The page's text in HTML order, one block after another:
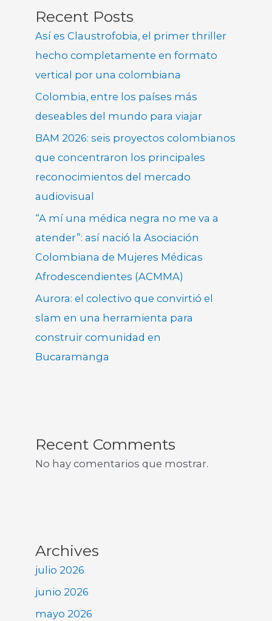
Recent Posts
Así es Claustrofobia, el primer thriller
hecho completamente en formato
vertical por una colombiana
Colombia, entre los países más
deseables del mundo para viajar
BAM 2026: seis proyectos colombianos
que concentraron los principales
reconocimientos del mercado
audiovisual
“A mí una médica negra no me va a
atender”: así nació la Asociación
Colombiana de Mujeres Médicas
Afrodescendientes (ACMMA)
Aurora: el colectivo que convirtió el
slam en una herramienta para
construir comunidad en
Bucaramanga
Recent Comments
No hay comentarios que mostrar.
Archives
julio 2026
junio 2026
mayo 2026